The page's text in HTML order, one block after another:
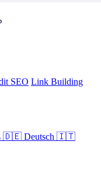
SEO Link Building
🇩🇪 Deutsch 🇮🇹